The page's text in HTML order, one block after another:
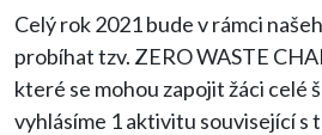
Celý rok 2021 bude v rámci
probíhat tzv. ZERO WASTE
které se mohou zapojit žáci celé školy.
vyhlásíme 1 aktivitu související s